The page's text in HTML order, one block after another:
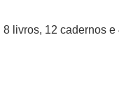
livros, 12 cadernos